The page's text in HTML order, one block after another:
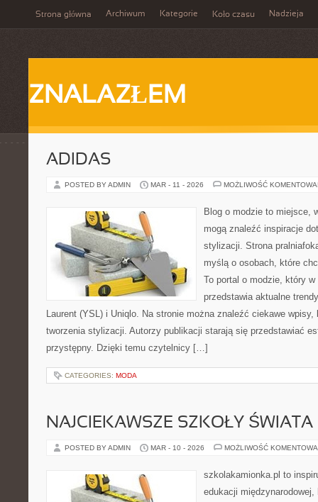
Strona główna Archiwum Kategorie Koło czasu Nadzieja
ZNALAZŁEM
ADIDAS
POSTED BY ADMIN MAR - 11 - 2026 MOŻLIWOŚĆ
Blog o modzie to miejsce,
mogą znaleźć inspiracje
stylizacji. Strona
myślą o osobach, które
To portal o modzie, który
przedstawia aktualne
Laurent (YSL) i Uniqlo. Na stronie można znaleźć ciekawe
tworzenia stylizacji. Autorzy publikacji starają się przedstawiać
przystępny. Dzięki temu czytelnicy […]
CATEGORIES: MODA
NAJCIEKAWSZE SZKOŁY ŚWIATA
POSTED BY ADMIN MAR - 10 - 2026 MOŻLIWOŚĆ
szkolakamionka.pl to
edukacji